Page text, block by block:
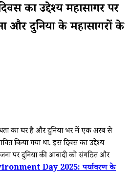
का उद्देश्य महासागर पर
और दुनिया के महासागरों के
का घर है और दुनिया भर में एक अरब से
किया गया था. इस दिवस का उद्देश्य
पर दुनिया की आबादी को संगठित और
Day 2025: पर्यावरण के